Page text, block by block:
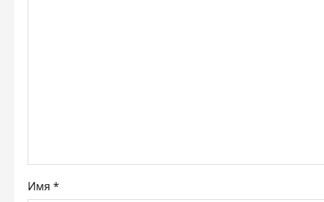
п
и
Имя *